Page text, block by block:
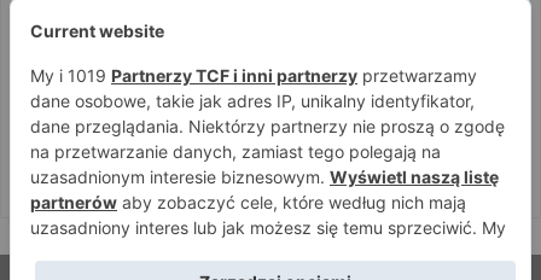
Tańcula nie gryzł się w język. Wymowna sugestia o
zachowaniu Jacka Murańskiego [VIDEO]
4 sierpnia 2026
Ostre spojrzenia Jóźwiaka i Ryty. Zobacz face to face
przed PRIME 18